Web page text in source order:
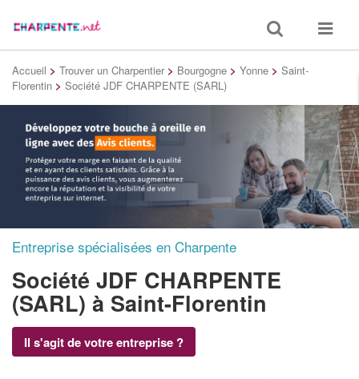
Toggle
search
Toggle
Accueil > Trouver un Charpentier > Bourgogne > Yonne > Saint-
Florentin > Société JDF CHARPENTE (SARL)
Entreprise spécialisées en Charpente
Société JDF CHARPENTE
(SARL) à Saint-Florentin
Il s'agit de votre entreprise ?